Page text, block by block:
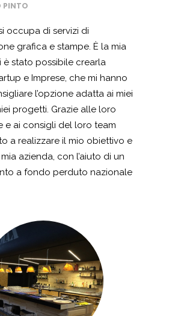
PINTO
occupa di servizi di
grafica e stampe. È la mia
è stato possibile crearla
e Imprese, che mi hanno
l’opzione adatta ai miei
progetti. Grazie alle loro
e ai consigli del loro team
a realizzare il mio obiettivo e
azienda, con l’aiuto di un
a fondo perduto nazionale
il mio store di Villaricca. Un
realizza.